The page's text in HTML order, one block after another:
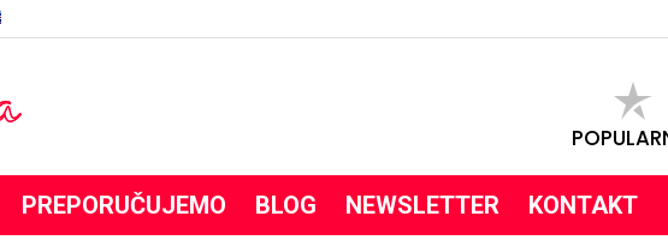
PREPORUČUJEMO BLOG NEWSLETTER KONTAKT